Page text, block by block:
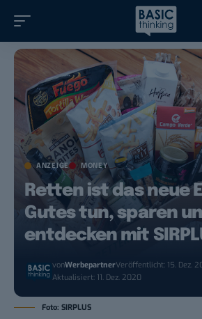
ANZEIGE MONEY
Retten ist das neue
Gutes tun, sparen
entdecken mit
vonWerbepartnerVeröffentlicht: 15. Dez.
Aktualisiert: 11. Dez. 2020
Foto: SIRPLUS